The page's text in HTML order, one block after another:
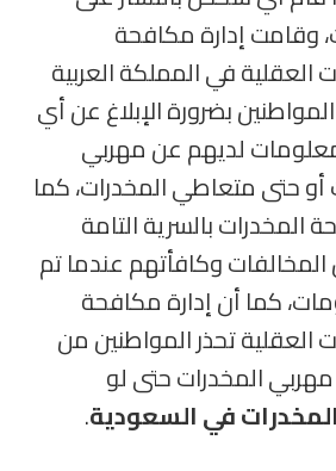
وقامت إدارة مكافحة
العقلية في المملكة العربية
بضرورة الإبلاغ عن أي
لديهم عن مهربي
حتى متعاطي المخدرات، كما
المخدرات بالسرية التامة
وكافأتهم عندما تم
كما أن إدارة مكافحة
العقلية تحذر المواطنين من
المخدرات حتى لو
في السعودية.